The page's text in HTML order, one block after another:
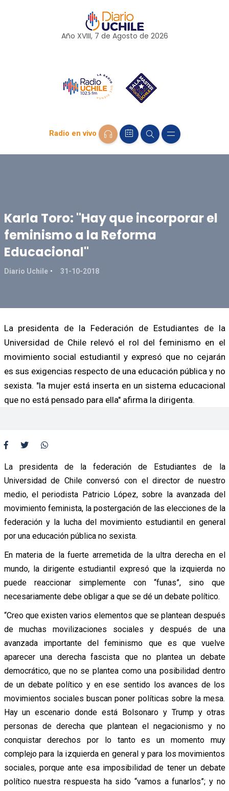
Año XVIII, 7 de Agosto de 2026
Radio en vivo
Karla Toro: "Hay que incorporar el
feminismo a la Reforma
Educacional"
Diario Uchile 31-10-2018
La presidenta de la Federación de Estudiantes de la
Universidad de Chile relevó el rol del feminismo en el
movimiento social estudiantil y expresó que no cejarán
es sus exigencias respecto de una educación pública y no
sexista. "la mujer está inserta en un sistema educacional
que no está pensado para ella" afirma la dirigenta.
La presidenta de la federación de Estudiantes de la
Universidad de Chile conversó con el director de nuestro
medio, el periodista Patricio López, sobre la avanzada del
movimiento feminista, la postergación de las elecciones de la
federación y la lucha del movimiento estudiantil en general
por una educación pública no sexista.
En materia de la fuerte arremetida de la ultra derecha en el
mundo, la dirigente estudiantil expresó que la izquierda no
puede reaccionar simplemente con “funas”, sino que
necesariamente debe obligar a que se dé un debate político.
“Creo que existen varios elementos que se plantean después
de muchas movilizaciones sociales y después de una
avanzada importante del feminismo que es que vuelve
aparecer una derecha fascista que no plantea un debate
democrático, que no se plantea como una posibilidad dentro
de un debate político y en ese sentido los avances de los
movimientos sociales buscan poner políticas sobre la mesa.
Hay un escenario donde está Bolsonaro y Trump y otras
personas de derecha que plantean el negacionismo y no
conquistar derechos por lo tanto es un momento muy
complejo para la izquierda en general y para los movimientos
sociales, porque ante esa imposibilidad de tener un debate
político nuestra respuesta ha sido “vamos a funarlos”; y no